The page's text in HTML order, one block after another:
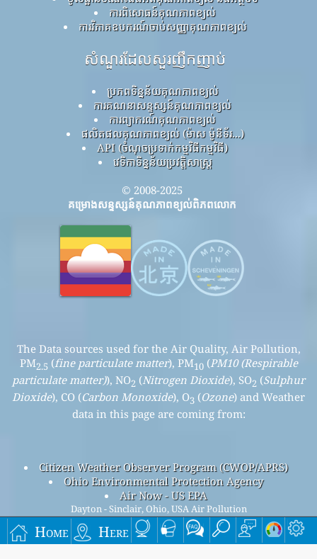
Home Here
ការពិសោធន៍គុណភាពខ្យល់
ការវិភាគឧបករណ៍ចាប់សញ្ញាគុណភាពខ្យល់
សំណួរដែលសួរញឹកញាប់
ប្រភពទិន្នន័យគុណភាពខ្យល់
ការគណនាសន្ទស្សន៍គុណភាពខ្យល់
ការព្យាករណ៍គុណភាពខ្យល់
ផលិតផលគុណភាពខ្យល់ (ម៉ាស ម៉ូនីទ័រ...)
API (ចំណុចប្រទាក់កម្មវិធីកម្មវិធី)
វេទិកាទិន្នន័យប្រវត្តិសាស្ត្រ
© 2008-2025
គម្រោងសន្ទស្សន៍គុណភាពខ្យល់ពិភពលោក
The Data sources used for the Air Quality, Air Pollution,
PM2.5 (fine particulate matter), PM10(PM10 (Respirable
particulate matter)), NO2 (Nitrogen Dioxide), SO2 (Sulphur
Dioxide), CO (Carbon Monoxide), O3 (Ozone) and Weather
data in this page are coming from:
Citizen Weather Observer Program (CWOP/APRS)
Ohio Environmental Protection Agency
Air Now - US EPA
Dayton - Sinclair, Ohio, USA Air Pollution
Dayton - Sinclair, Ohio overall air quality index is
41
Dayton - Sinclair, Ohio PM
(fine particulate matter) AQI is